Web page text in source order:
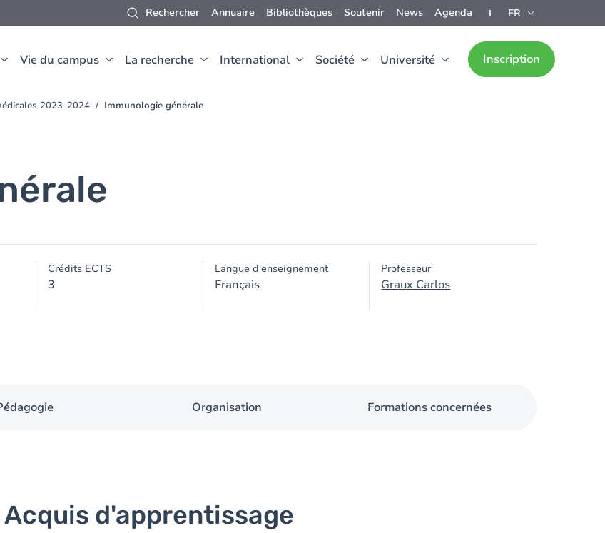
Rechercher Annuaire Bibliothèques Soutenir News Agenda FR
Vie du campus La recherche International Société Université Inscription
2023-2024 Immunologie générale
Crédits ECTS
3
Langue d'enseignement
Français
Professeur
Graux Carlos
Organisation Formations concernées
Acquis d'apprentissage